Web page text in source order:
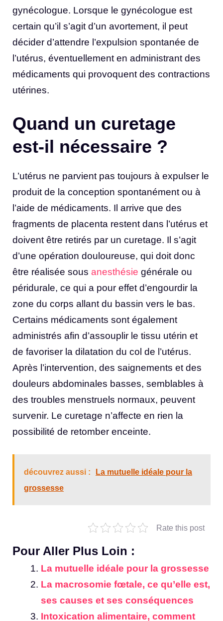
gynécologue. Lorsque le gynécologue est
certain qu’il s’agit d’un avortement, il peut
décider d’attendre l’expulsion spontanée de
l’utérus, éventuellement en administrant des
médicaments qui provoquent des contractions
utérines.
Quand un curetage
est-il nécessaire ?
L’utérus ne parvient pas toujours à expulser le
produit de la conception spontanément ou à
l’aide de médicaments. Il arrive que des
fragments de placenta restent dans l’utérus et
doivent être retirés par un curetage. Il s’agit
d’une opération douloureuse, qui doit donc
être réalisée sous anesthésie générale ou
péridurale, ce qui a pour effet d’engourdir la
zone du corps allant du bassin vers le bas.
Certains médicaments sont également
administrés afin d’assouplir le tissu utérin et
de favoriser la dilatation du col de l’utérus.
Après l’intervention, des saignements et des
douleurs abdominales basses, semblables à
des troubles menstruels normaux, peuvent
survenir. Le curetage n’affecte en rien la
possibilité de retomber enceinte.
découvrez aussi :
La mutuelle idéale pour la
grossesse
Rate this post
Pour Aller Plus Loin :
La mutuelle idéale pour la grossesse
La macrosomie fœtale, ce qu’elle est,
ses causes et ses conséquences
Intoxication alimentaire, comment